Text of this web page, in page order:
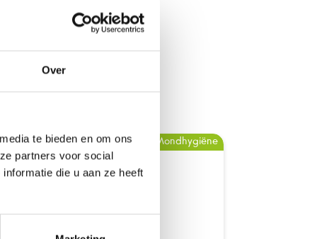
Over
te bieden en om ons
partners voor social
die u aan ze heeft
Mondhygiëne